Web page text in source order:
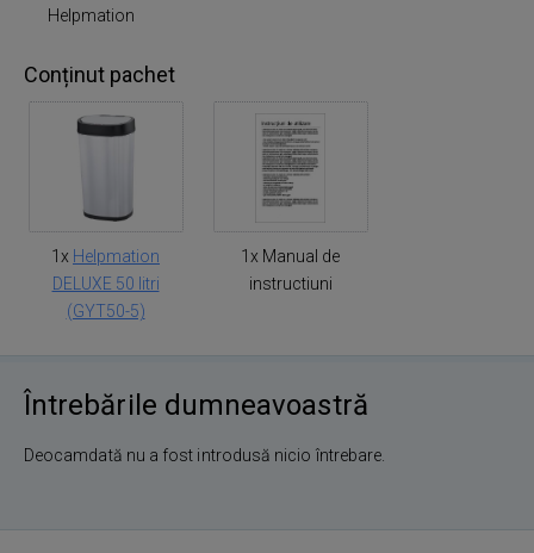
Helpmation
Conținut pachet
1x Helpmation
DELUXE 50 litri
(GYT50-5)
1x Manual de
instructiuni
Întrebările dumneavoastră
Deocamdată nu a fost introdusă nicio întrebare.